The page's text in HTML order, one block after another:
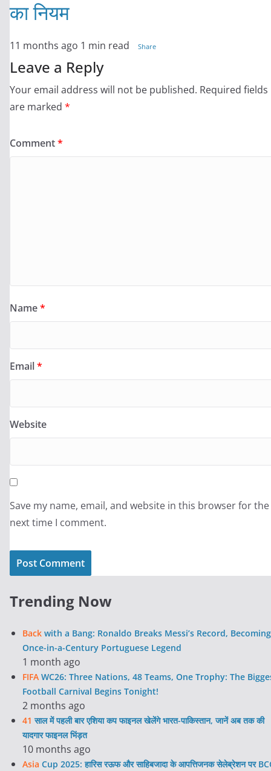
का नियम
11 months ago 1 min read Share
Leave a Reply
Your email address will not be published. Required fields
are marked *
Comment*
Name*
Email*
Website
Save my name, email, and website in this browser for the
next time I comment.
Trending Now
Back with a Bang: Ronaldo Breaks Messi’s Record,
Once-in-a-Century Portuguese Legend
1 month ago
FIFA WC26: Three Nations, 48 Teams, One Trophy: The
Football Carnival Begins Tonight!
2 months ago
41 साल में पहली बार एशिया कप फाइनल खेलेंगे भारत-पाकिस्तान, जानें अब तक की
यादगार फाइनल भिंड़त
10 months ago
Asia Cup 2025: हारिस रऊफ और साहिबजादा के आपत्तिजनक सेलेब्रेशन पर